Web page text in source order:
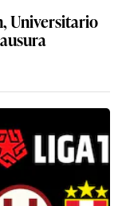
Universitario